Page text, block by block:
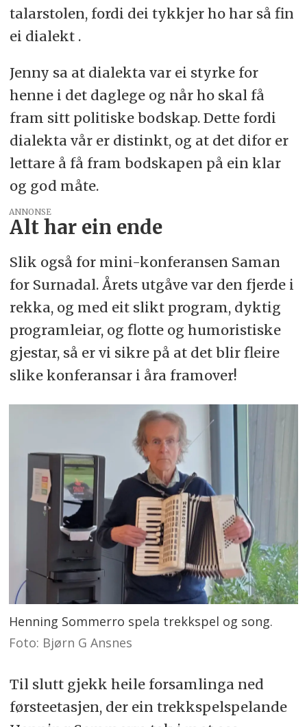
talarstolen, fordi dei tykkjer ho har så fin
ei dialekt .
Jenny sa at dialekta var ei styrke for
henne i det daglege og når ho skal få
fram sitt politiske bodskap. Dette fordi
dialekta vår er distinkt, og at det difor er
lettare å få fram bodskapen på ein klar
og god måte.
ANNONSE
Alt har ein ende
Slik også for mini-konferansen Saman
for Surnadal. Årets utgåve var den fjerde i
rekka, og med eit slikt program, dyktig
programleiar, og flotte og humoristiske
gjestar, så er vi sikre på at det blir fleire
slike konferansar i åra framover!
Henning Sommerro spela trekkspel og song.
Foto: Bjørn G Ansnes
Til slutt gjekk heile forsamlinga ned
førsteetasjen, der ein trekkspelspelande